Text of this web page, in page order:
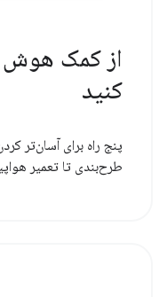
از کمک هوش
کنید
پنج راه برای آسان‌تر
طرح‌بندی تا تعمیر